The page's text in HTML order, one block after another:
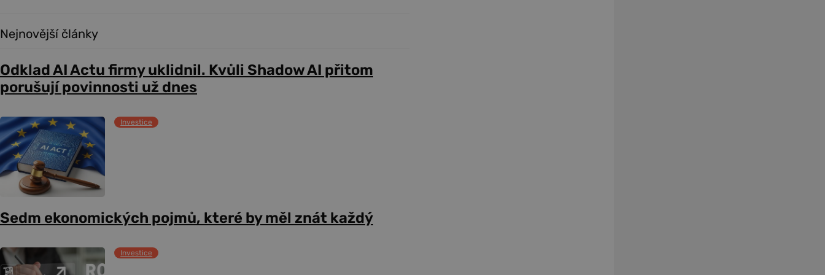
Nejnovější články
Odklad AI Actu firmy uklidnil. Kvůli Shadow AI přitom
porušují povinnosti už dnes
Investice
Sedm ekonomických pojmů, které by měl znát každý
Investice